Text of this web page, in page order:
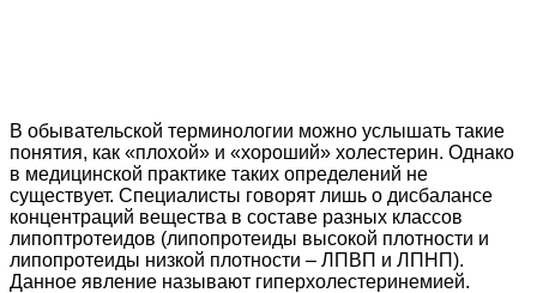
В обывательской терминологии можно услышать такие
понятия, как «плохой» и «хороший» холестерин. Однако
в медицинской практике таких определений не
существует. Специалисты говорят лишь о дисбалансе
концентраций вещества в составе разных классов
липоптротеидов (липопротеиды высокой плотности и
липопротеиды низкой плотности – ЛПВП и ЛПНП).
Данное явление называют гиперхолестеринемией.